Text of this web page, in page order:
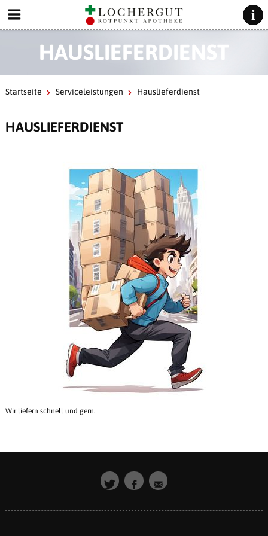
HAUSLIEFERDIENST
Startseite Serviceleistungen Hauslieferdienst
HAUSLIEFERDIENST
Wir liefern schnell und gern.